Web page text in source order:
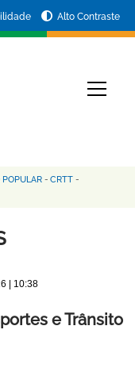
Alto Contraste
POPULAR - CRTT -
| 10:38
e Trânsito